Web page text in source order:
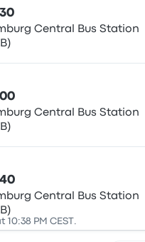
Central Bus Station
Central Bus Station
Central Bus Station
PM CEST.